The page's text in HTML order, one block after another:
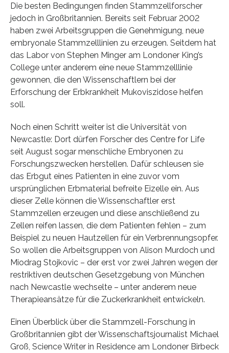
Die besten Bedingungen finden Stammzellforscher
jedoch in Großbritannien. Bereits seit Februar 2002
haben zwei Arbeitsgruppen die Genehmigung, neue
embryonale Stammzelllinien zu erzeugen. Seitdem hat
das Labor von Stephen Minger am Londoner King’s
College unter anderem eine neue Stammzelllinie
gewonnen, die den Wissenschaftlern bei der
Erforschung der Erbkrankheit Mukoviszidose helfen
soll.
Noch einen Schritt weiter ist die Universität von
Newcastle: Dort dürfen Forscher des Centre for Life
seit August sogar menschliche Embryonen zu
Forschungszwecken herstellen. Dafür schleusen sie
das Erbgut eines Patienten in eine zuvor vom
ursprünglichen Erbmaterial befreite Eizelle ein. Aus
dieser Zelle können die Wissenschaftler erst
Stammzellen erzeugen und diese anschließend zu
Zellen reifen lassen, die dem Patienten fehlen – zum
Beispiel zu neuen Hautzellen für ein Verbrennungsopfer.
So wollen die Arbeitsgruppen von Alison Murdoch und
Miodrag Stojkovic – der erst vor zwei Jahren wegen der
restriktiven deutschen Gesetzgebung von München
nach Newcastle wechselte – unter anderem neue
Therapieansätze für die Zuckerkrankheit entwickeln.
Einen Überblick über die Stammzell-Forschung in
Großbritannien gibt der Wissenschaftsjournalist Michael
Groß, Science Writer in Residence am Londoner Birbeck